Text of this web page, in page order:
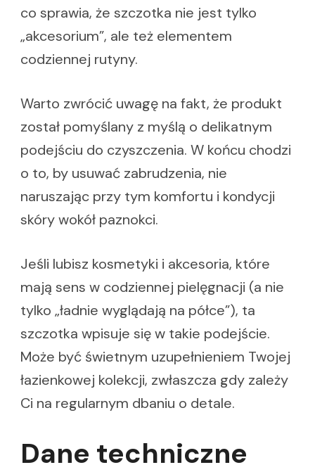
co sprawia, że szczotka nie jest tylko
„akcesorium”, ale też elementem
codziennej rutyny.
Warto zwrócić uwagę na fakt, że produkt
został pomyślany z myślą o delikatnym
podejściu do czyszczenia. W końcu chodzi
o to, by usuwać zabrudzenia, nie
naruszając przy tym komfortu i kondycji
skóry wokół paznokci.
Jeśli lubisz kosmetyki i akcesoria, które
mają sens w codziennej pielęgnacji (a nie
tylko „ładnie wyglądają na półce”), ta
szczotka wpisuje się w takie podejście.
Może być świetnym uzupełnieniem Twojej
łazienkowej kolekcji, zwłaszcza gdy zależy
Ci na regularnym dbaniu o detale.
Dane techniczne